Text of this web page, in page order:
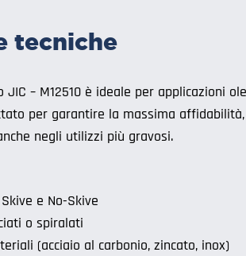
tecniche
– M12510 è ideale per applicazioni
per garantire la massima
negli utilizzi più gravosi.
e No-Skive
o spiralati
(acciaio al carbonio, zincato, inox)